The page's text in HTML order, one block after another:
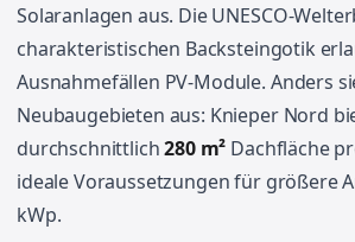
Solaranlagen aus. Die UNESCO-
charakteristischen Backsteingotik
Ausnahmefällen PV-Module. Anders
Neubaugebieten aus: Knieper Nord
durchschnittlich280 m² Dachfläche
ideale Voraussetzungen für größere
kWp.